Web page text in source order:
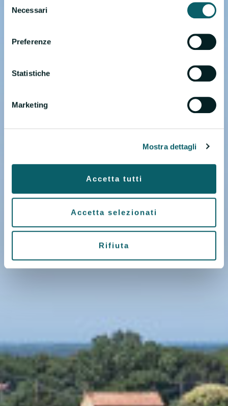
delNecessari
Preferenze
Statistiche
Marketing
Mostra dettagli
Accetta tutti
Accetta selezionati
Rifiuta